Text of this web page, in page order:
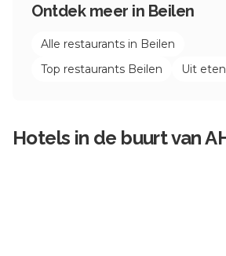
Ontdek meer in Beilen
Alle restaurants in Beilen
Top restaurants Beilen Uit
Hotels in de buurt van